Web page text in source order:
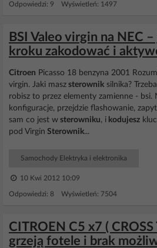
Odpowiedzi: 9 Wyświetleń: 1497
BSI Valeo virgin na NEC
kroku zakodować i
Citroen Picasso 18 benzyna 2001
virgin. Jaki masz sterownik silnika?
robisz to przez elementy zamienne - bsi.
konfiguracje, przejdzie flashowanie,
sam co jest w sterowniku, i kodujesz
pod Virgin Sterownik...
Samochody Elektryka i elektronika
10 Kwi 2012 10:09
Odpowiedzi: 8 Wyświetleń: 7504
CITROEN C5 x7 ( CROSS
grzeją fotele i brak